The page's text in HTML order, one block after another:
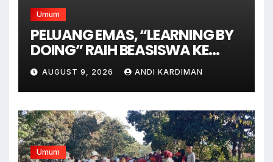
Umum
PELUANG EMAS, “LEARNING BY
DOING” RAIH BEASISWA KE
AUSTRALIA
AUGUST 9, 2026 ANDI KARDIMAN
Umum